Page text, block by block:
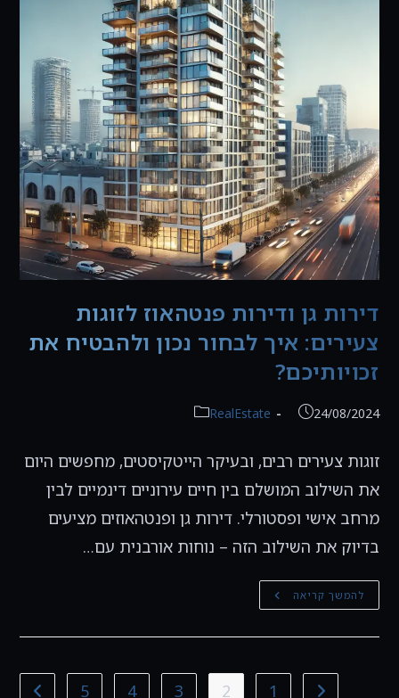
קיצון
דירות גן ודירות פנטהאוז לזוגות
צעירים: איך לבחור נכון ולהבטיח את
זכויותיכם?
פורסם:
24/08/2024 קטגוריה:
RealEstate
זוגות צעירים רבים, ובעיקר הייטקיסטים, מחפשים היום
את השילוב המושלם בין חיים עירוניים דינמיים לבין
מרחב אישי ופסטורלי. דירות גן ופנטהאוזים מציעים
בדיוק את השילוב הזה – נוחות אורבנית עם…
להמשך קריאה דירות
גן
איך
לבחור
נכון
מעבר לעמוד הקודם
1
2
3
4
5 מעבר